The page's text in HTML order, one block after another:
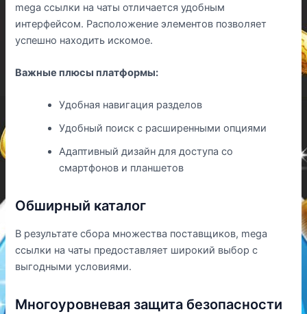
mega ссылки на чаты отличается удобным
интерфейсом. Расположение элементов позволяет
успешно находить искомое.
Важные плюсы платформы:
Удобная навигация разделов
Удобный поиск с расширенными опциями
Адаптивный дизайн для доступа со
смартфонов и планшетов
Обширный каталог
В результате сбора множества поставщиков, mega
ссылки на чаты предоставляет широкий выбор с
выгодными условиями.
Многоуровневая защита безопасности